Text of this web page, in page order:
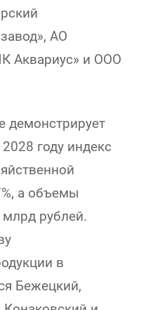
АО
Аквариус» и ООО
демонстрирует
году индекс
а объемы
млрд рублей.
в
Бежецкий,